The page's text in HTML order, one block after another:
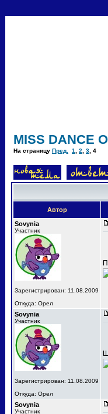
MISS DANCE
На страницу Пред. 1 2 3 4
Автор
Sovynia
Участник
Зарегистрирован: 11.08.2009
Откуда: Орел
Sovynia
Участник
Зарегистрирован: 11.08.2009
Откуда: Орел
Sovynia
Участник